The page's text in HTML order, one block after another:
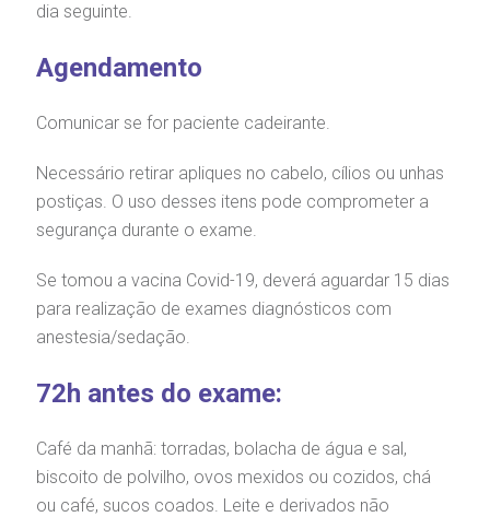
Saiba mais
Endereço:
R. Martiniano de Carvalho, 965
CEP: 01323-001 | Bela Vista
Clínica Medicina da Mulher
a BP
Centro de Doenças Autoimunes
de veracidade de atestado
atendimento
Cirurgia
dia seguinte.
Agendamento
Comunicar se for paciente cadeirante.
Necessário retirar apliques no cabelo, cílios ou unhas
postiças. O uso desses itens pode comprometer a
segurança durante o exame.
Se tomou a vacina Covid-19, deverá aguardar 15 dias
para realização de exames diagnósticos com
anestesia/sedação.
72h antes do exame:
Café da manhã: torradas, bolacha de água e sal,
biscoito de polvilho, ovos mexidos ou cozidos, chá
ou café, sucos coados. Leite e derivados não